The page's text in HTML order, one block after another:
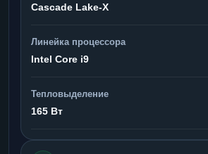
Cascade Lake-X
Линейка процессора
Intel Core i9
Тепловыделение
165 Вт